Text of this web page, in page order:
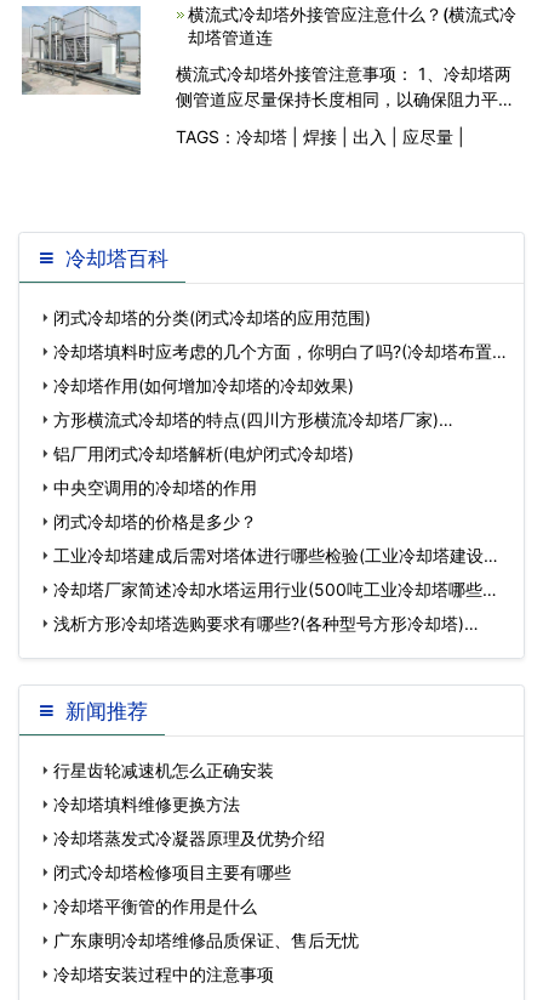
供排水水湿为1
横流式冷却塔外接管应注意什么？(横流式冷
却塔管道连
横流式冷却塔外接管注意事项： 1、冷却塔两
侧管道应尽量保持长度相同，以确保阻力平
衡； 2、冷却塔的每条出入水管应加装阀门，
以调节水量； 3、管道设计应尽量简单直接；
TAGS： 冷却塔| 焊接| 出入 应尽量|
冷却塔百科
闭式冷却塔的分类(闭式冷却塔的应用范围)
冷却塔填料时应考虑的几个方面，你明白了吗?(冷却塔布置
标准)…
冷却塔作用(如何增加冷却塔的冷却效果)
方形横流式冷却塔的特点(四川方形横流冷却塔厂家)…
铝厂用闭式冷却塔解析(电炉闭式冷却塔)
中央空调用的冷却塔的作用
闭式冷却塔的价格是多少？
工业冷却塔建成后需对塔体进行哪些检验(工业冷却塔建设方
案)…
冷却塔厂家简述冷却水塔运用行业(500吨工业冷却塔哪些厂
家效果好)…
浅析方形冷却塔选购要求有哪些?(各种型号方形冷却塔)…
新闻推荐
行星齿轮减速机怎么正确安装
冷却塔填料维修更换方法
冷却塔蒸发式冷凝器原理及优势介绍
闭式冷却塔检修项目主要有哪些
冷却塔平衡管的作用是什么
广东康明冷却塔维修品质保证、售后无忧
冷却塔安装过程中的注意事项